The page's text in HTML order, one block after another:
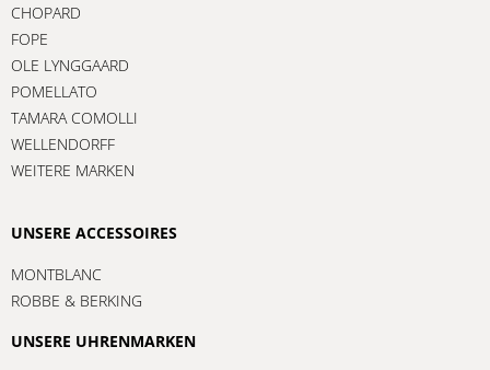
CHOPARD
FOPE
OLE LYNGGAARD
POMELLATO
TAMARA COMOLLI
WELLENDORFF
WEITERE MARKEN
UNSERE ACCESSOIRES
MONTBLANC
ROBBE & BERKING
UNSERE UHRENMARKEN